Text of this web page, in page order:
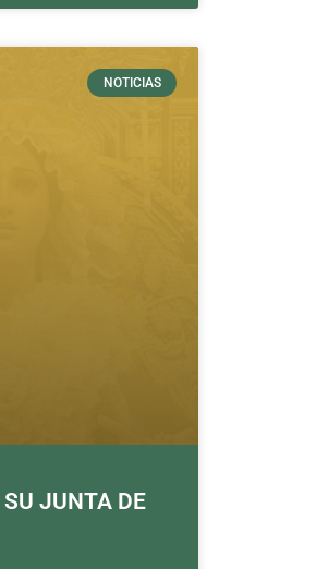
NOTICIAS
JUNTA DE